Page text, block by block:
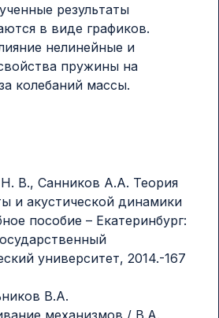
результаты
в виде графиков.
нелинейные и
пружины на
колебаний массы.
Н. В., Санников А.А. Теория
и акустической динамики
пособие – Екатеринбург:
университет, 2014.-167
В.А.
механизмов / В.А.